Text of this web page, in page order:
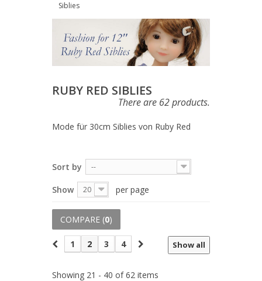
Siblies
RUBY RED SIBLIES
There are 62 products.
Mode für 30cm Siblies von Ruby Red
Sort by --
Show 20 per page
COMPARE (0)
Show all
1 2 3 4
Showing 21 - 40 of 62 items